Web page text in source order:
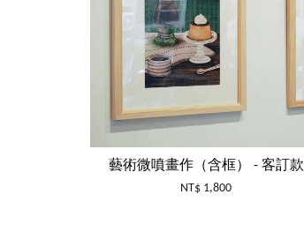
藝術微噴畫作（含框） - 客訂款
NT$ 1,800